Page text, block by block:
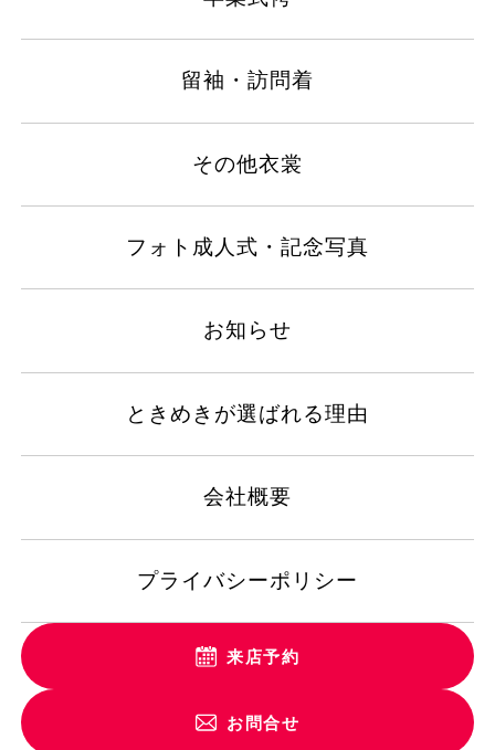
留袖・訪問着
その他衣裳
フォト成人式・記念写真
お知らせ
ときめきが選ばれる理由
会社概要
プライバシーポリシー
来店予約
お問合せ